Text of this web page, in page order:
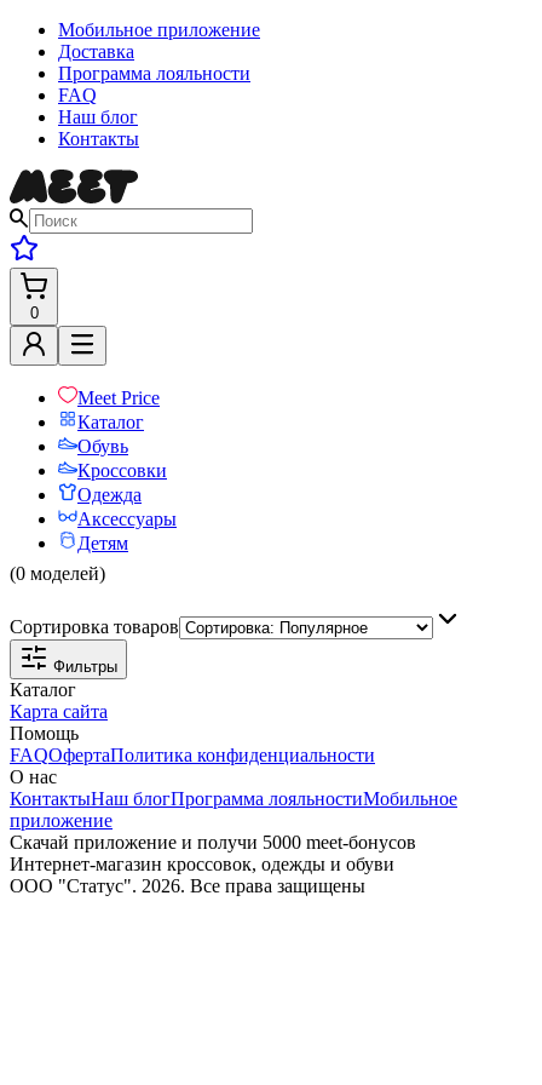
Мобильное приложение
Доставка
Программа лояльности
FAQ
Наш блог
Контакты
0
Meet Price
Каталог
Обувь
Кроссовки
Одежда
Аксессуары
Детям
(0 моделей)
Сортировка товаров
Фильтры
Каталог
Карта сайта
Помощь
FAQОфертаПолитика конфиденциальности
О нас
КонтактыНаш блогПрограмма лояльностиМобильное
приложение
Скачай приложение и получи 5000 meet-бонусов
Интернет-магазин кроссовок, одежды и обуви
ООО "Статус". 2026. Все права защищены